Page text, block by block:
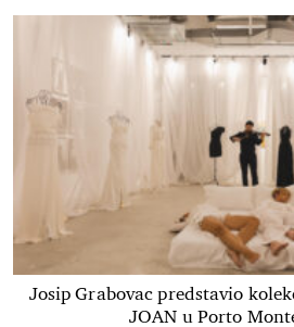
Josip Grabovac predstavio
JOAN u Porto